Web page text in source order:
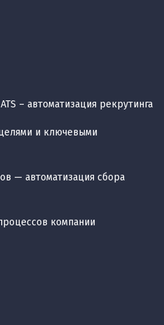
– автоматизация рекрутинга
и ключевыми
— автоматизация сбора
компании